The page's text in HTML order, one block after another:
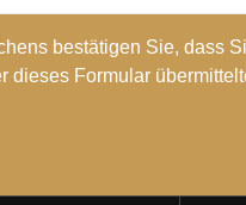
bestätigen Sie, dass
dieses Formular